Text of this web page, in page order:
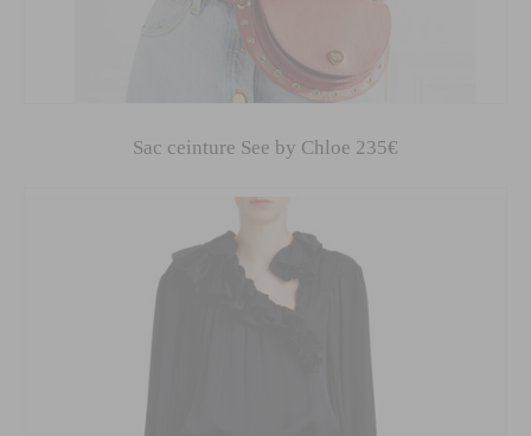
Sac ceinture See by Chloe 235€